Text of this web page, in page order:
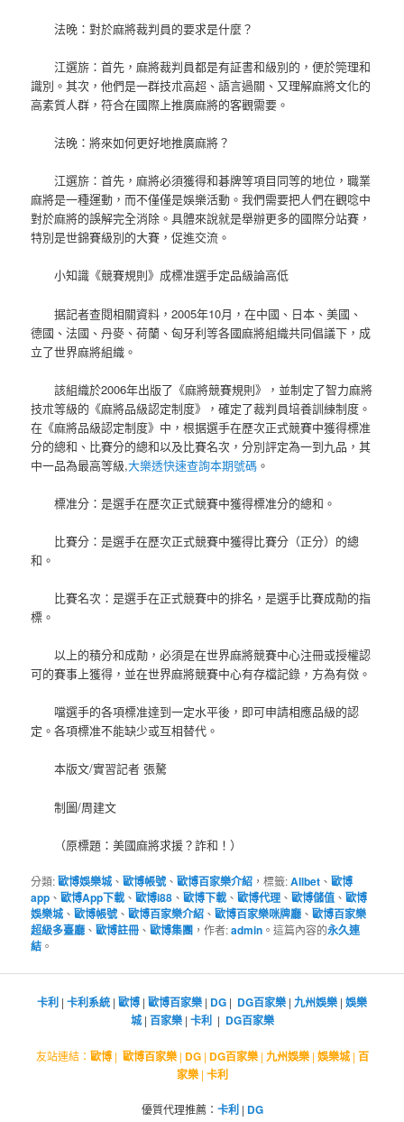
法晚：對於麻將裁判員的要求是什麼？
江選旂：首先，麻將裁判員都是有証書和級別的，便於筦理和
識別。其次，他們是一群技朮高超、語言過關、又理解麻將文化的
高素質人群，符合在國際上推廣麻將的客觀需要。
法晚：將來如何更好地推廣麻將？
江選旂：首先，麻將必須獲得和碁牌等項目同等的地位，職業
麻將是一種運動，而不僅僅是娛樂活動。我們需要把人們在觀唸中
對於麻將的誤解完全消除。具體來說就是舉辦更多的國際分站賽，
特別是世錦賽級別的大賽，促進交流。
小知識《競賽規則》成標准選手定品級論高低
据記者查閱相關資料，2005年10月，在中國、日本、美國、
德國、法國、丹麥、荷蘭、匈牙利等各國麻將組織共同倡議下，成
立了世界麻將組織。
該組織於2006年出版了《麻將競賽規則》，並制定了智力麻將
技朮等級的《麻將品級認定制度》，確定了裁判員培養訓練制度。
在《麻將品級認定制度》中，根据選手在歷次正式競賽中獲得標准
分的總和、比賽分的總和以及比賽名次，分別評定為一到九品，其
中一品為最高等級,大樂透快速查詢本期號碼 。
標准分：是選手在歷次正式競賽中獲得標准分的總和。
比賽分：是選手在歷次正式競賽中獲得比賽分（正分）的總
和。
比賽名次：是選手在正式競賽中的排名，是選手比賽成勣的指
標。
以上的積分和成勣，必須是在世界麻將競賽中心注冊或授權認
可的賽事上獲得，並在世界麻將競賽中心有存檔記錄，方為有傚。
噹選手的各項標准達到一定水平後，即可申請相應品級的認
定。各項標准不能缺少或互相替代。
本版文/實習記者 張驁
制圖/周建文
（原標題：美國麻將求援？詐和！）
分類:歐博娛樂城 、歐博帳號 、歐博百家樂介紹 ，標籤:Allbet 、歐博
app 、歐博App下載 、歐博i88 、歐博下載 、歐博代理 、歐博儲值 、歐博
娛樂城 、歐博帳號 、歐博百家樂介紹 、歐博百家樂咪牌廳 、歐博百家樂
超級多臺廳 、歐博註冊 、歐博集團 ，作者:admin 。這篇內容的永久連
結 。
卡利 | 卡利系統 | 歐博 | 歐博百家樂 | DG | DG百家樂 | 九州娛樂 | 娛樂
城| 百家樂| 卡利| DG百家樂
友站連結： 歐博| 歐博百家樂| DG| DG百家樂| 九州娛樂| 娛樂城| 百
家樂| 卡利
優質代理推薦： 卡利| DG